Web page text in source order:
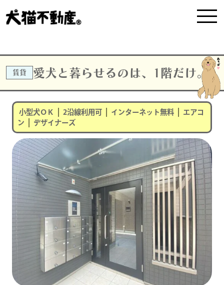
賃貸 愛犬と暮らせるのは、1階だけ。
小型犬ＯＫ 2沿線利用可 インターネット無料
エアコ
ン
デザイナーズ